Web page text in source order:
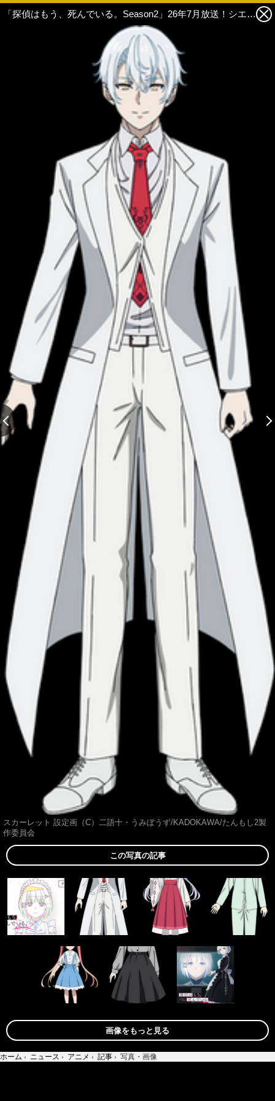
「探偵はもう、死んでいる。Season2」26年7月放送！シエスタらの新録ボイス聴けるPVも公開 2枚目の写真・画像
スカーレット 設定画（C）二語十・うみぼうず/KADOKAWA/たんもし2製
作委員会
この写真の記事
画像をもっと見る
ホーム › ニュース › アニメ › 記事 › 写真・画像